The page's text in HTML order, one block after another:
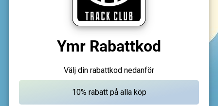
Ymr Rabattkod
Välj din rabattkod nedanför